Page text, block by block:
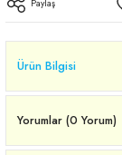
Paylaş
Ürün Bilgisi
Yorumlar (0 Yorum)